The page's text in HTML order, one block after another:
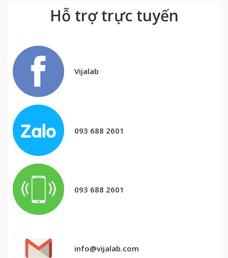
Hỗ trợ trực tuyến
Vijalab
093 688 2601
093 688 2601
info@vijalab.com